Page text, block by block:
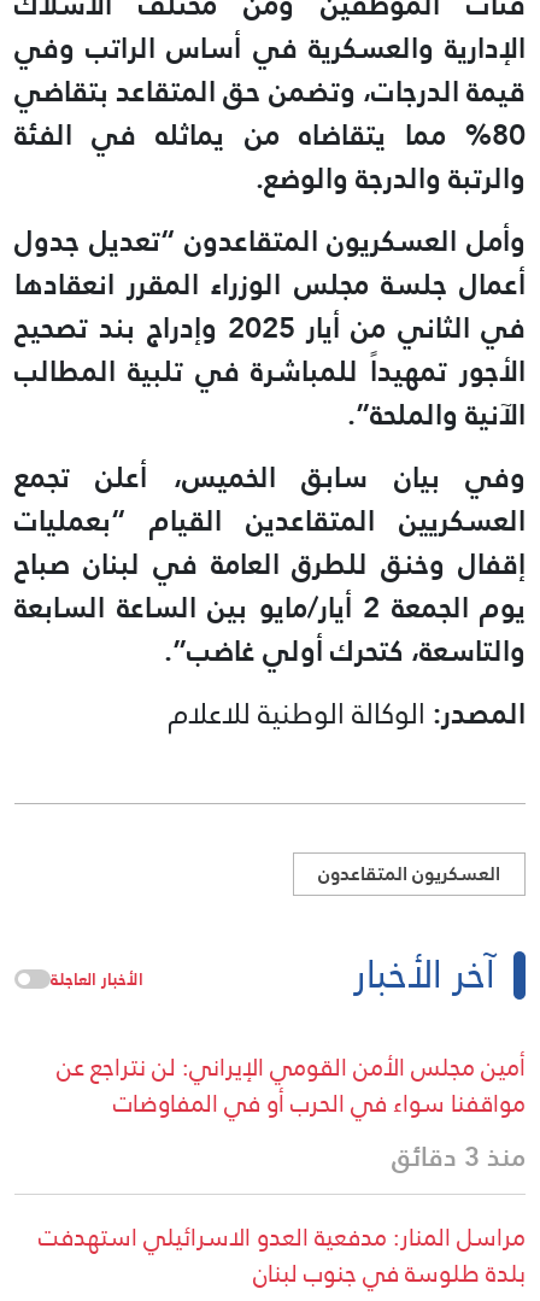
الإدارية والعسكرية في أساس الراتب وفي
قيمة الدرجات، وتضمن حق المتقاعد بتقاضي
80% مما يتقاضاه من يماثله في الفئة
والرتبة والدرجة والوضع.
وأمل العسكريون المتقاعدون “تعديل جدول
أعمال جلسة مجلس الوزراء المقرر انعقادها
في الثاني من أيار 2025 وإدراج بند تصحيح
الأجور تمهيداً للمباشرة في تلبية المطالب
الآنية والملحة”.
وفي بيان سابق الخميس، أعلن تجمع
العسكريين المتقاعدين القيام “بعمليات
إقفال وخنق للطرق العامة في لبنان صباح
يوم الجمعة 2 أيار/مايو بين الساعة السابعة
والتاسعة، كتحرك أولي غاضب”.
المصدر: الوكالة الوطنية للاعلام
العسكريون المتقاعدون
آخر الأخبار الأخبار العاجلة
أمين مجلس الأمن القومي الإيراني: لن نتراجع عن
مواقفنا سواء في الحرب أو في المفاوضات
منذ 3 دقائق
مراسل المنار: مدفعية العدو الاسرائيلي استهدفت
بلدة طلوسة في جنوب لبنان